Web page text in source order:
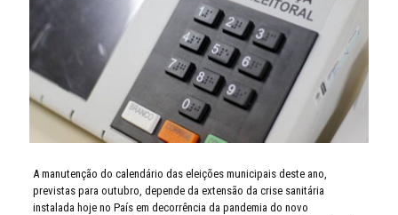
A manutenção do calendário das eleições municipais deste ano,
previstas para outubro, depende da extensão da crise sanitária
instalada hoje no País em decorrência da pandemia do novo